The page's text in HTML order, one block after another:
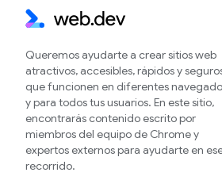
Queremos ayudarte a crear sitios web
atractivos, accesibles, rápidos y
que funcionen en diferentes
y para todos tus usuarios. En este sitio,
encontrarás contenido escrito por
miembros del equipo de Chrome y
expertos externos para ayudarte en
recorrido.